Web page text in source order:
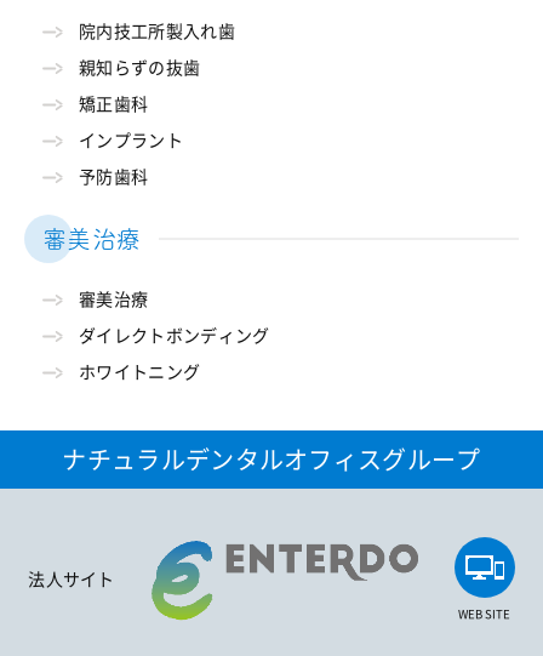
院内技工所製入れ歯
親知らずの抜歯
矯正歯科
インプラント
予防歯科
審美治療
審美治療
ダイレクトボンディング
ホワイトニング
ナチュラルデンタルオフィスグループ
法人サイト
WEB SITE